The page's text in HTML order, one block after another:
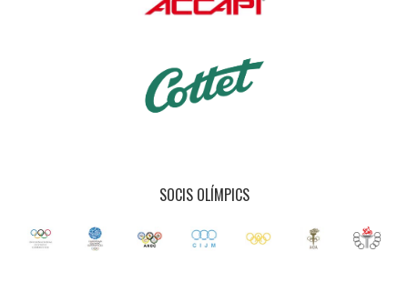
SOCIS OLÍMPICS